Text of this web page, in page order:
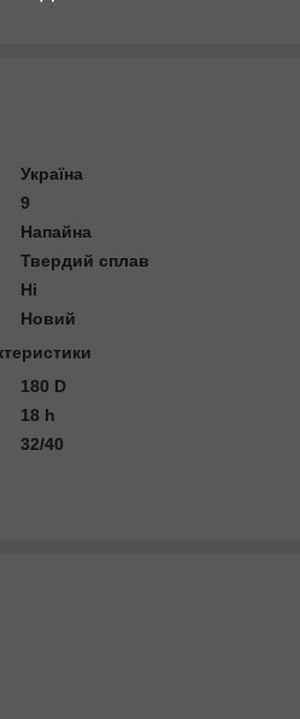
Україна
9
Напайна
Твердий сплав
Ні
Новий
180 D
18 h
32/40